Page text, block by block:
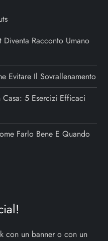
Racconto Umano
Evitare Il Sovrallenamento
5 Esercizi Efficaci
Farlo Bene E Quando
con un banner o con un